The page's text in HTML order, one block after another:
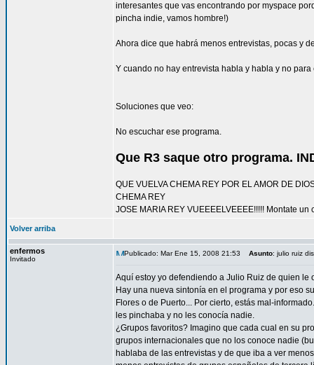
interesantes que vas encontrando por myspace
pincha indie, vamos hombre!)
Ahora dice que habrá menos entrevistas, pocas y
Y cuando no hay entrevista habla y habla y no
Soluciones que veo:
No escuchar ese programa.
Que R3 saque otro programa.
QUE VUELVA CHEMA REY POR EL AMOR DE
CHEMA REY
JOSE MARIA REY VUEEEELVEEEE!!!!! Montate
Volver arriba
enfermos
Invitado
Publicado: Mar Ene 15, 2008 21:53 Asunto: julio ruiz
Aquí estoy yo defendiendo a Julio Ruiz de quien
Hay una nueva sintonía en el programa y por eso
Flores o de Puerto... Por cierto, estás mal-
les pinchaba y no les conocía nadie.
¿Grupos favoritos? Imagino que cada cual en su
grupos internacionales que no los conoce nadie
hablaba de las entrevistas y de que iba a ver